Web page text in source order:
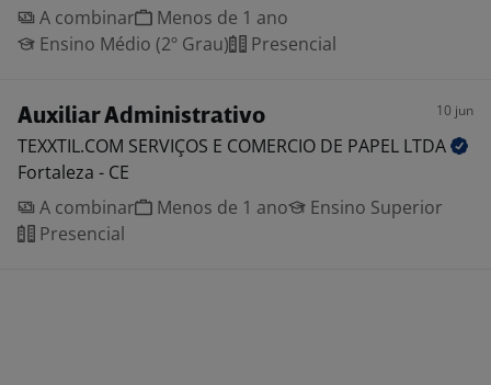
A combinar
Menos de 1 ano
Ensino Médio (2º Grau)
Presencial
Auxiliar Administrativo 10 jun
TEXXTIL.COM SERVIÇOS E COMERCIO DE PAPEL LTDA
Fortaleza - CE
A combinar
Menos de 1 ano
Ensino Superior
Presencial